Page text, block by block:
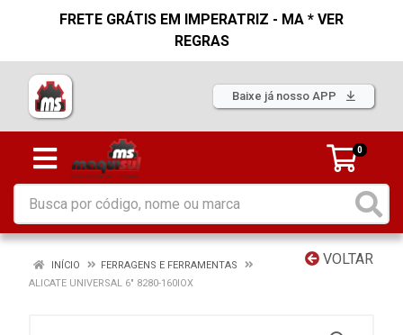
FRETE GRÁTIS EM IMPERATRIZ - MA * VER
REGRAS
Baixe já nosso APP
0
VOLTAR
INÍCIO
FERRAGENS E FERRAMENTAS
ALICATE UNIVERSAL 6" 8280-160IOX